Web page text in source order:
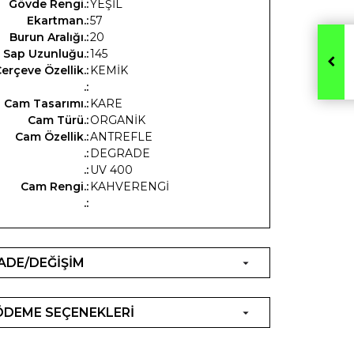
Gövde Rengi.:YEŞİL
Ekartman.:57
Burun Aralığı.:20
Sap Uzunluğu.:145
Özellik.:KEMİK
.:
Cam Tasarımı.:KARE
Cam Türü.:ORGANİK
Cam Özellik.:ANTREFLE
.:DEGRADE
.:UV 400
Cam Rengi.:KAHVERENGİ
.:
DEĞİŞİM
SEÇENEKLERİ